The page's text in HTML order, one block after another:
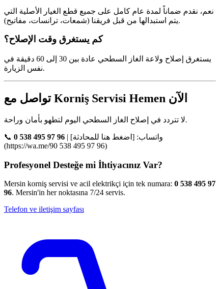
نعم، نقدم ضماناً لمدة عام كامل على جميع قطع الغيار الأصلية التي
يتم استبدالها من قبل فريقنا (شمعات، ترانسات، مفاتيح).
كم يستغرق وقت الإصلاح؟
يستغرق إصلاح ولاعة الغاز السطحي عادة بين 30 إلى 60 دقيقة في
نفس الزيارة.
تواصل مع Korniş Servisi Hemen الآن
لا تتردد في إصلاح الغاز السطحي اليوم لتطهو بأمان وراحة.
📞 0 538 495 97 96 | واتساب: [اضغط هنا للمحادثة]
(https://wa.me/90 538 495 97 96)
Profesyonel Desteğe mi İhtiyacınız Var?
Mersin korniş servisi ve acil elektrikçi için tek numara: 0 538 495 97
96. Mersin'in her noktasına 7/24 servis.
Telefon ve iletişim sayfası